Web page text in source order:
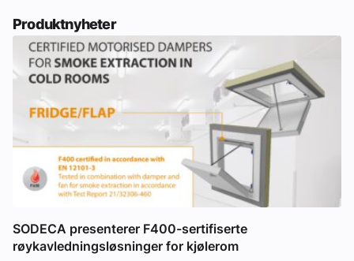
Produktnyheter
SODECA presenterer F400-sertifiserte
røykavledningsløsninger for kjølerom